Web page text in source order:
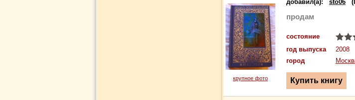
крупное фото
добавил(a): sto06
продам
состояние
год выпуска
2008
город